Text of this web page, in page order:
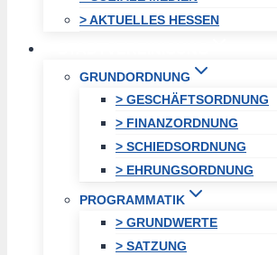
> AKTUELLES HESSEN
GRUNDORDNUNG
> GESCHÄFTSORDNUNG
> FINANZORDNUNG
> SCHIEDSORDNUNG
> EHRUNGSORDNUNG
PROGRAMMATIK
> GRUNDWERTE
> SATZUNG